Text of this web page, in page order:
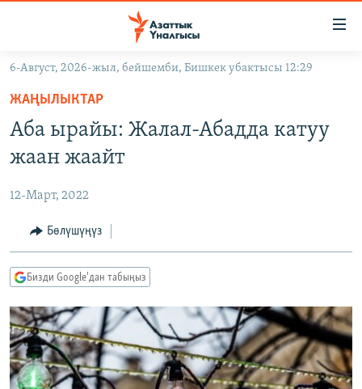
Навигацияга
өтүңүз
Издөөгө
салыңыз
КЫРГЫЗСТАН
КЫРГЫЗСТАН
ЭКОНОМИКА
МАДАНИЯТ
БОРБОР АЗИЯ
АТАЙЫН ИЛИКТӨӨ
ТВ ПРОГРАММАЛАР
ЭКСПЕРТТЕР ТАЛДАЙТ
БИЗ ЖАНА ДҮЙНӨ
ДАНИСТЕ
ЭЖЕ-СИҢДИЛЕР
ӨЗГӨЧӨ ПИКИР
Русский
ОНЛАЙН ШЕРИНЕ
6-Август, 2026-жыл, бейшемби, Бишкек убактысы 12:29
ЖАҢЫЛЫКТАР
Аба ырайы: Жалал-Абадда катуу
жаан жаайт
12-Март, 2022
Бөлүшүңүз
Бизди Google'дан табыңыз